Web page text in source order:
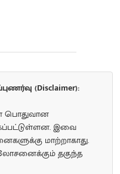
(Disclaimer):
பொதுவான
இவை
மாற்றாகாது.
தகுந்த